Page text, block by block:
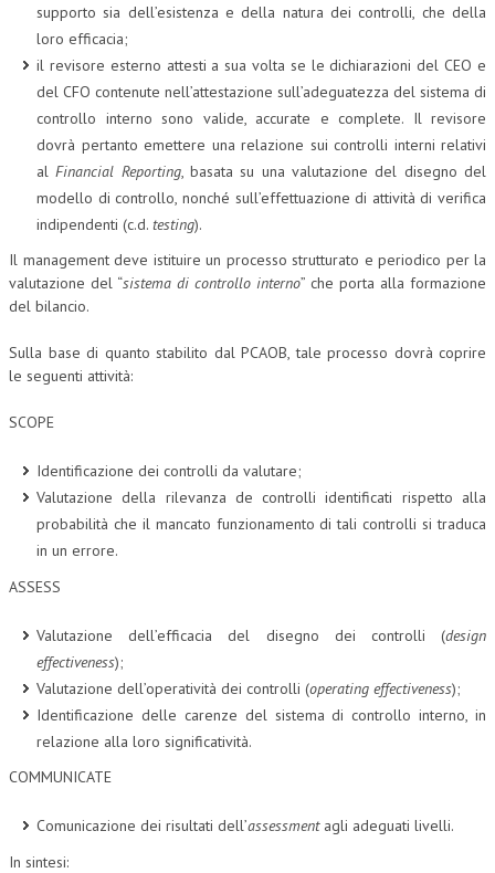
supporto sia dell’esistenza e della natura dei controlli, che della
loro efficacia;
il revisore esterno attesti a sua volta se le dichiarazioni del CEO e
del CFO contenute nell’attestazione sull’adeguatezza del sistema di
controllo interno sono valide, accurate e complete. Il revisore
dovrà pertanto emettere una relazione sui controlli interni relativi
alFinancial Reporting, basata su una valutazione del disegno del
modello di controllo, nonché sull’effettuazione di attività di verifica
indipendenti (c.d. testing).
Il management deve istituire un processo strutturato e periodico per la
valutazione del “sistema di controllo interno” che porta alla formazione
del bilancio.
Sulla base di quanto stabilito dal PCAOB, tale processo dovrà coprire
le seguenti attività:
SCOPE
Identificazione dei controlli da valutare;
Valutazione della rilevanza de controlli identificati rispetto alla
probabilità che il mancato funzionamento di tali controlli si traduca
in un errore.
ASSESS
Valutazione dell’efficacia del disegno dei controlli (design
effectiveness);
Valutazione dell’operatività dei controlli (operating effectiveness);
Identificazione delle carenze del sistema di controllo interno, in
relazione alla loro significatività.
COMMUNICATE
Comunicazione dei risultati dell’assessmentagli adeguati livelli.
In sintesi: